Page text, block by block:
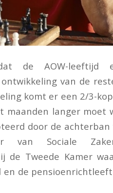
de AOW-leeftijd
van de
komt er een 2/3-
langer moet
door de achterban
van Sociale
de Tweede Kamer
en de